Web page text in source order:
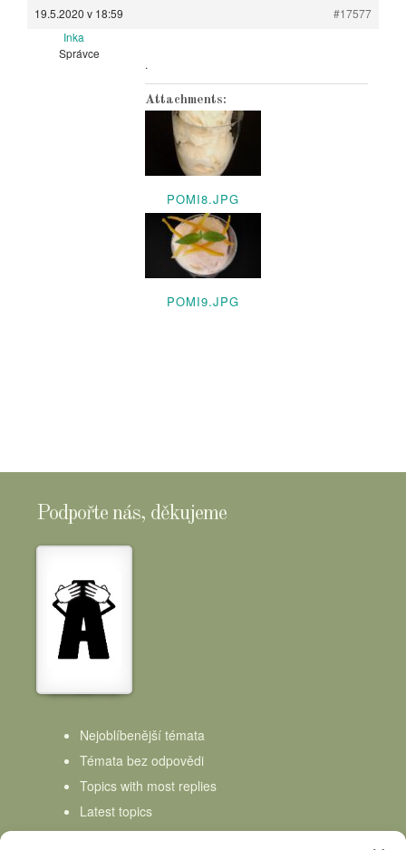
19.5.2020 v 18:59
#17577
Inka
Správce
.
Attachments:
POMI8.JPG
POMI9.JPG
Podpořte nás, děkujeme
Nejoblíbenější témata
Témata bez odpovědi
Topics with most replies
Latest topics
Topics Freshness